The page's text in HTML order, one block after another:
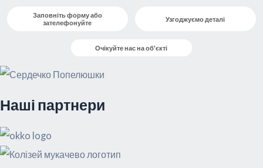
Заповніть форму або
зателефонуйте
Узгоджуємо деталі
Очікуйте нас на об'єкті
Наші партнери